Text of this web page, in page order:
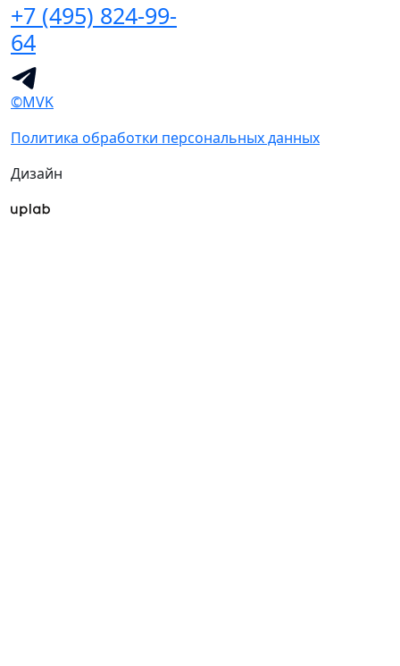
+7 (495) 824-99-
64
©MVK
Политика обработки персональных данных
Дизайн